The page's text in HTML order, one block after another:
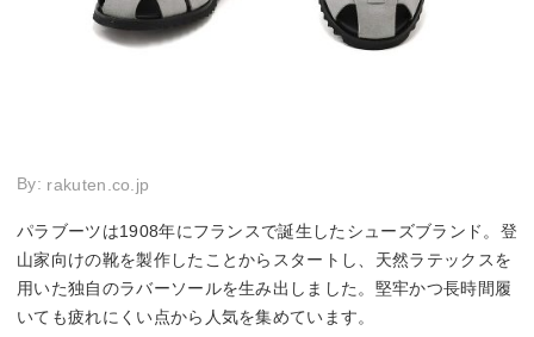
By: rakuten.co.jp
パラブーツは1908年にフランスで誕生したシューズブランド。登
山家向けの靴を製作したことからスタートし、天然ラテックスを
用いた独自のラバーソールを生み出しました。堅牢かつ長時間履
いても疲れにくい点から人気を集めています。